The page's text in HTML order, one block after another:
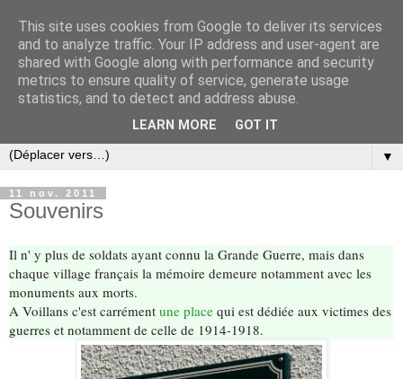
▼
11 nov. 2011
Souvenirs
Il n' y plus de soldats ayant connu la Grande Guerre, mais dans
chaque village français la mémoire demeure notamment avec les
monuments aux morts.
A Voillans c'est carrément une place qui est dédiée aux victimes des
guerres et notamment de celle de 1914-1918.
This site uses cookies from Google to deliver its services
and to analyze traffic. Your IP address and user-agent are
shared with Google along with performance and security
metrics to ensure quality of service, generate usage
statistics, and to detect and address abuse.
LEARN MORE GOT IT